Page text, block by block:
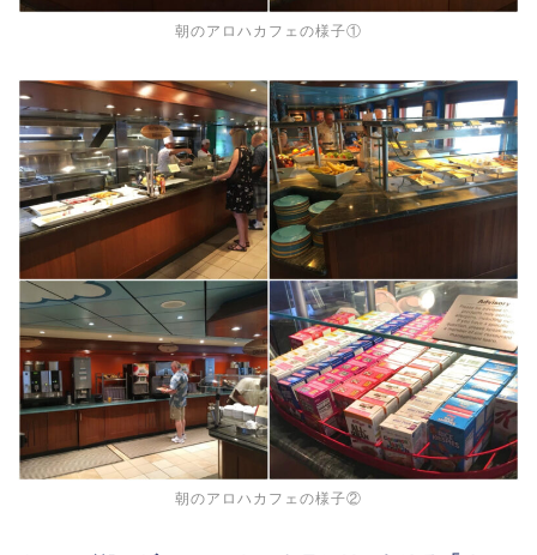
朝のアロハカフェの様子①
朝のアロハカフェの様子②